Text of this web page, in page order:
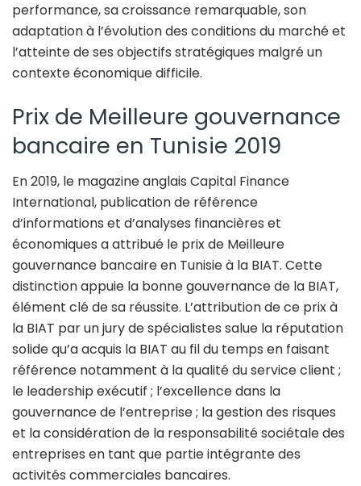
performance, sa croissance remarquable, son
adaptation à l’évolution des conditions du marché et
l’atteinte de ses objectifs stratégiques malgré un
contexte économique difficile.
Prix de Meilleure gouvernance
bancaire en Tunisie 2019
En 2019, le magazine anglais Capital Finance
International, publication de référence
d’informations et d’analyses financières et
économiques a attribué le prix de Meilleure
gouvernance bancaire en Tunisie à la BIAT. Cette
distinction appuie la bonne gouvernance de la BIAT,
élément clé de sa réussite. L’attribution de ce prix à
la BIAT par un jury de spécialistes salue la réputation
solide qu’a acquis la BIAT au fil du temps en faisant
référence notamment à la qualité du service client ;
le leadership exécutif ; l’excellence dans la
gouvernance de l’entreprise ; la gestion des risques
et la considération de la responsabilité sociétale des
entreprises en tant que partie intégrante des
activités commerciales bancaires.